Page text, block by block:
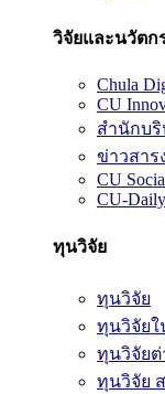
วิจัยและนวัตก
Chula
CU
สำนักบริ
ข่าวสาร
CU
CU-Daily
ทุนวิจัย
ทุนวิจัย
ทุนวิจัยใ
ทุนวิจัยต่
ทุนวิจัย